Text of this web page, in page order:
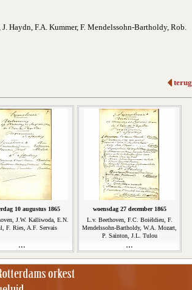
Haydn, F.A. Kummer, F. Mendelssohn-Bartholdy, Rob.
terug
10 augustus 1865
J.W. Kalliwoda, E.N.
F. Ries, A.F. Servais
woensdag 27 december 1865
L.v. Beethoven, F.C. Boiëldieu, F.
Mendelssohn-Bartholdy, W.A. Mozart,
P. Sainton, J.L. Tulou